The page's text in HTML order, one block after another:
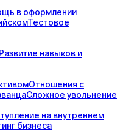
в оформлении
Тестовое
Развитие навыков и
Отношения с
Сложное увольнение
на внутреннем
бизнеса